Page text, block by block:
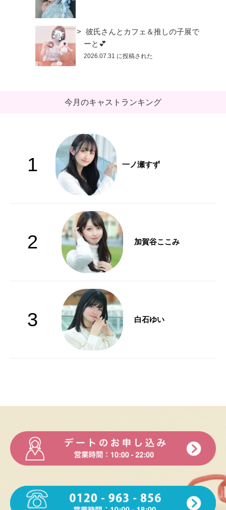
彼氏さんとカフェ＆推しの子展で
ーと💕
2026.07.31 に投稿された
今月のキャストランキング
1 一ノ瀬すず
2 加賀谷ここみ
3 白石ゆい